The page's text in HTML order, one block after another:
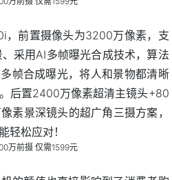
，前置摄像头为3200万像素，支
采用AI多帧曝光合成技术，算法
帧合成曝光，将人和景物都清晰
后置2400万像素超清主镜头+80
素景深镜头的超广角三摄方案，
轻松应对！